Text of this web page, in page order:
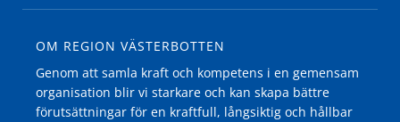
OM REGION VÄSTERBOTTEN
Genom att samla kraft och kompetens i en gemensam
organisation blir vi starkare och kan skapa bättre
förutsättningar för en kraftfull, långsiktig och hållbar